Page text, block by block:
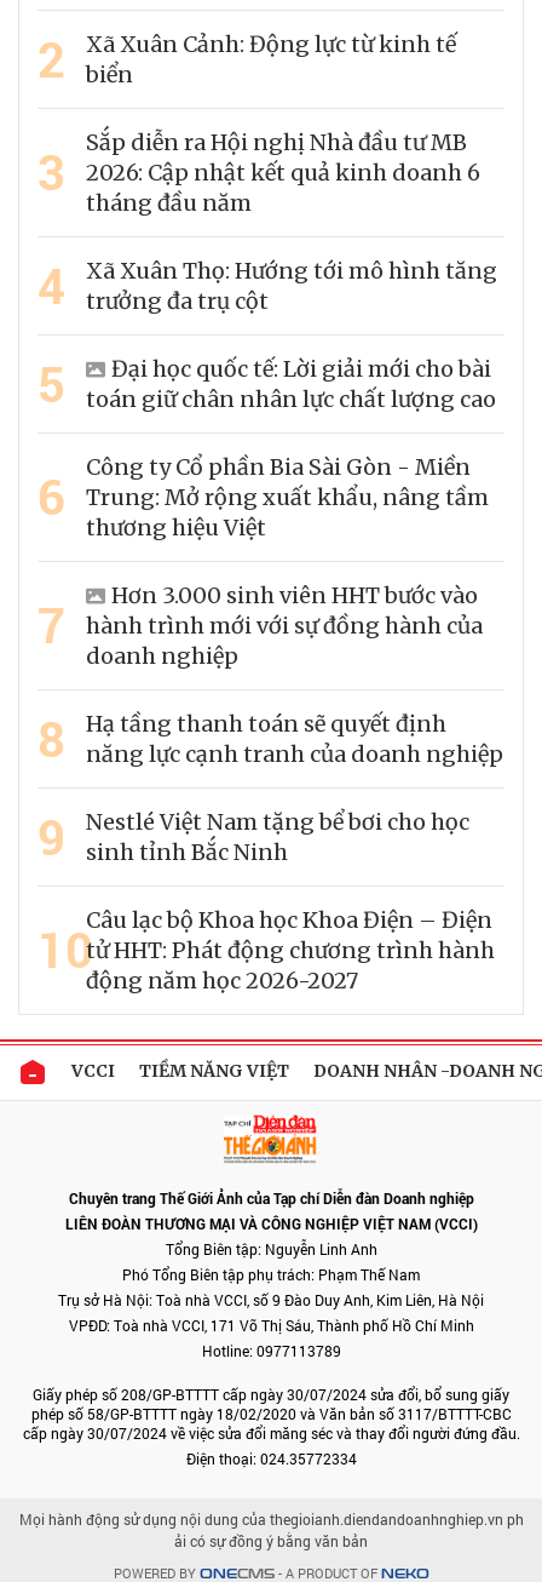
2
Xã Xuân Cảnh: Động lực từ kinh tế
biển
3
Sắp diễn ra Hội nghị Nhà đầu tư MB
2026: Cập nhật kết quả kinh doanh 6
tháng đầu năm
4
Xã Xuân Thọ: Hướng tới mô hình tăng
trưởng đa trụ cột
5
Đại học quốc tế: Lời giải mới cho bài
toán giữ chân nhân lực chất lượng cao
6
Công ty Cổ phần Bia Sài Gòn - Miền
Trung: Mở rộng xuất khẩu, nâng tầm
thương hiệu Việt
7
Hơn 3.000 sinh viên HHT bước vào
hành trình mới với sự đồng hành của
doanh nghiệp
8
Hạ tầng thanh toán sẽ quyết định
năng lực cạnh tranh của doanh nghiệp
9
Nestlé Việt Nam tặng bể bơi cho học
sinh tỉnh Bắc Ninh
10Câu lạc bộ Khoa học Khoa Điện – Điện
tử HHT: Phát động chương trình hành
động năm học 2026-2027
VCCI TIỀM NĂNG VIỆT DOANH NHÂN -DOANH
Chuyên trang Thế Giới Ảnh của Tạp chí Diễn đàn Doanh nghiệp
LIÊN ĐOÀN THƯƠNG MẠI VÀ CÔNG NGHIỆP VIỆT NAM (VCCI)
Tổng Biên tập: Nguyễn Linh Anh
Phó Tổng Biên tập phụ trách: Phạm Thế Nam
Trụ sở Hà Nội: Toà nhà VCCI, số 9 Đào Duy Anh, Kim Liên, Hà Nội
VPĐD: Toà nhà VCCI, 171 Võ Thị Sáu, Thành phố Hồ Chí Minh
Hotline: 0977113789
Giấy phép số 208/GP-BTTTT cấp ngày 30/07/2024 sửa đổi, bổ sung giấy
phép số 58/GP-BTTTT ngày 18/02/2020 và Văn bản số 3117/BTTTT-CBC
cấp ngày 30/07/2024 về việc sửa đổi măng séc và thay đổi người đứng đầu.
Điện thoại: 024.35772334
Mọi hành động sử dụng nội dung của thegioianh.diendandoanhnghiep.vn ph
ải có sự đồng ý bằng văn bản
POWERED BY ONECMS- A PRODUCT OF NEKO